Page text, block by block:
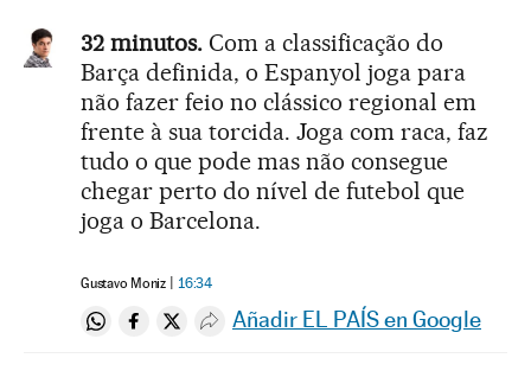
32 minutos. Com a classificação do
Barça definida, o Espanyol joga para
não fazer feio no clássico regional em
frente à sua torcida. Joga com raca, faz
tudo o que pode mas não consegue
chegar perto do nível de futebol que
joga o Barcelona.
Gustavo Moniz 16:34
Compartir en Whatsapp
Compartir en Facebook
Compartir en Twitter
Desplegar Redes Sociales
Añadir EL PAÍS en Google